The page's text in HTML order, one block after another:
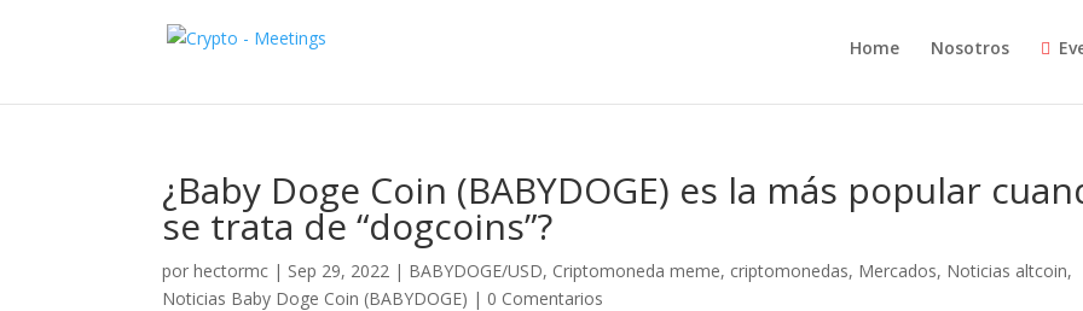
Home Nosotros
¿Baby Doge Coin (BABYDOGE) es la más popular
se trata de “dogcoins”?
porhectormc | Sep 29, 2022 | BABYDOGE/USD, Criptomoneda meme, criptomonedas, Mercados, Noticias altcoin,
Noticias Baby Doge Coin (BABYDOGE) | 0 Comentarios